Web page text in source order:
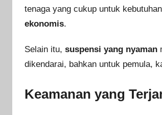
tenaga yang cukup untuk
ekonomis.
Selain itu, suspensi yang nyaman
dikendarai, bahkan untuk pemula,
Keamanan yang